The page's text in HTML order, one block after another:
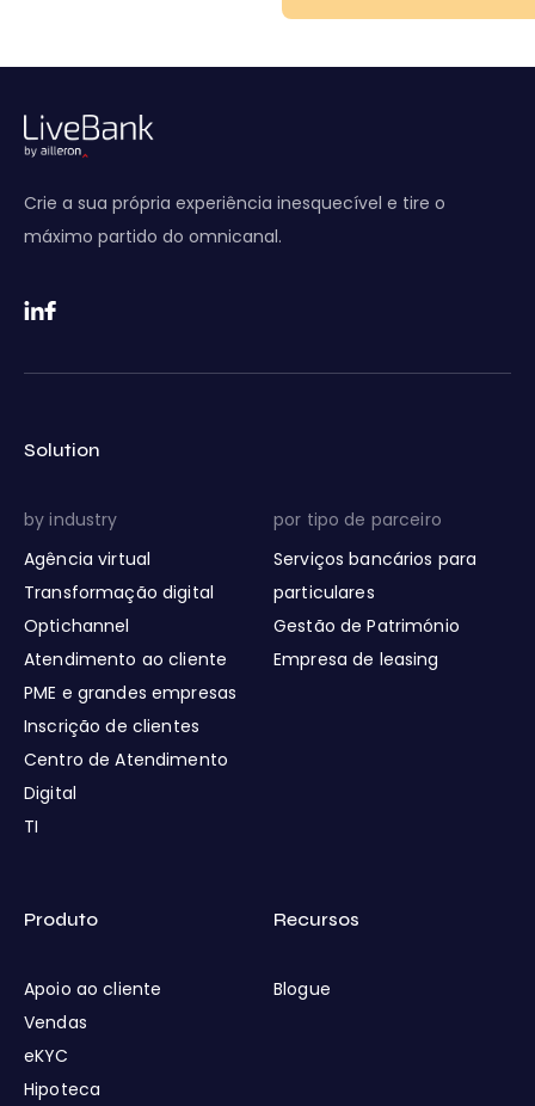
Crie a sua própria experiência inesquecível e tire o
máximo partido do omnicanal.
Solution
by industry
Agência virtual
Transformação digital
Optichannel
Atendimento ao cliente
PME e grandes empresas
Inscrição de clientes
Centro de Atendimento
Digital
TI
por tipo de parceiro
Serviços bancários para
particulares
Gestão de Património
Empresa de leasing
Produto
Apoio ao cliente
Vendas
eKYC
Hipoteca
Recursos
Blogue